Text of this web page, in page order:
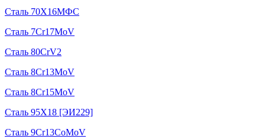
Сталь 70Х16МФС
Сталь 7Cr17MoV
Сталь 80CrV2
Сталь 8Cr13MoV
Сталь 8Cr15MoV
Сталь 95Х18 [ЭИ229]
Сталь 9Cr13CoMoV